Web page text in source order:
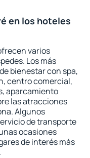
en los hoteles
varios
Los más
bienestar con spa,
centro comercial,
aparcamiento
las atracciones
Algunos
de transporte
ocasiones
de interés más